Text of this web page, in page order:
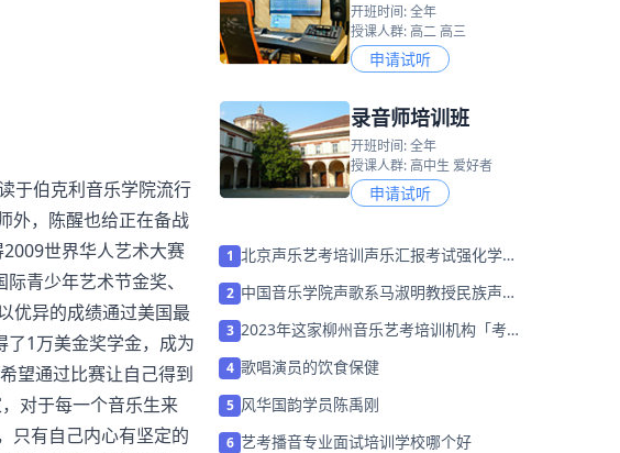
于伯克利音乐学院流行
外，陈醒也给正在备战
世界华人艺术大赛
青少年艺术节金奖、
优异的成绩通过美国最
了1万美金奖学金，成为
望通过比赛让自己得到
对于每一个音乐生来
只有自己内心有坚定的
开班时间: 全年
授课人群: 高二 高三
申请试听
录音师培训班
开班时间: 全年
授课人群: 高中生 爱好者
申请试听
1 北京声乐艺考培训声乐汇报考试强化学习
2 中国音乐学院声歌系马淑明教授民族声乐
3 2023年这家柳州音乐艺考培训机构「考前
4 歌唱演员的饮食保健
5 风华国韵学员陈禹刚
6 艺考播音专业面试培训学校哪个好